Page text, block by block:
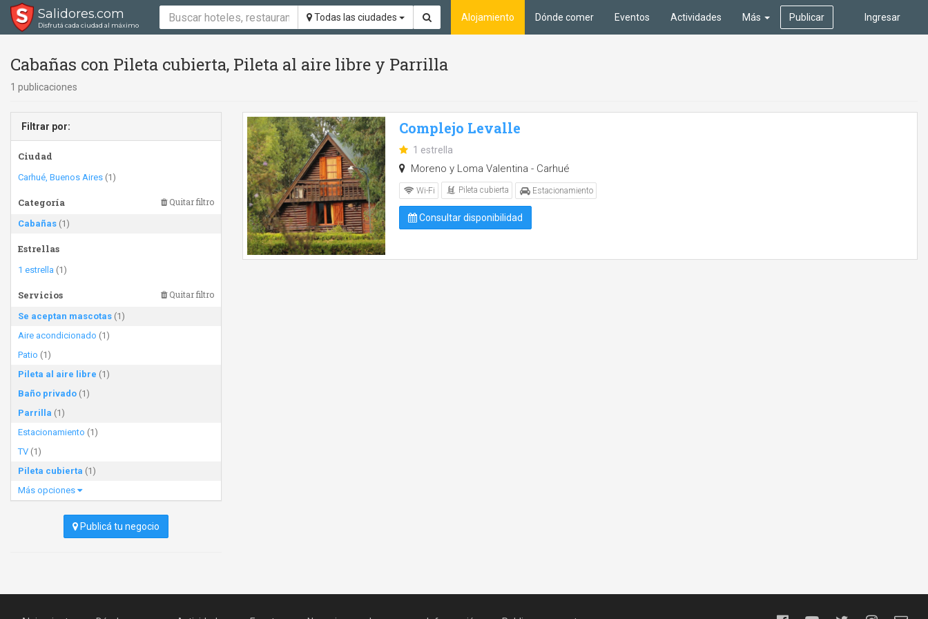
Salidores.com
Disfrutá cada ciudad al máximo
Todas las ciudades Ingresar
Alojamiento Dónde comer Eventos Actividades Más Publicar
Cabañas con Pileta cubierta, Pileta al aire libre y Parrilla
1 publicaciones
Filtrar por:
Ciudad
Carhué, Buenos Aires (1)
Categoría Quitar filtro
Cabañas (1)
Estrellas
1 estrella (1)
Servicios Quitar filtro
Se aceptan mascotas (1)
Aire acondicionado (1)
Patio (1)
Pileta al aire libre (1)
Baño privado (1)
Parrilla (1)
Estacionamiento (1)
TV (1)
Pileta cubierta (1)
Más opciones
Publicá tu negocio
Complejo Levalle
1 estrella
Moreno y Loma Valentina - Carhué
Wi-Fi Pileta cubierta Estacionamiento
Consultar disponibilidad